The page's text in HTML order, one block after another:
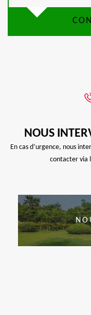
NOUS
En cas d’urgence, nous
contacter via